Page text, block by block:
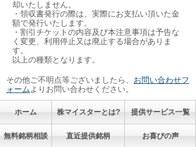
却いたしません。
・領収書発行の際は、実際にお支払い頂いた金
額で発行いたします。
・割引チケットの内容及び本注意事項は予告な
く変更、利用停止又は廃止する場合がありま
す。
以上の種類となります。
その他ご不明点等ございましたら、 お問い合わせフ
ォームよりお問い合わせください。
ホーム 株マイスターとは? 提供サービス一覧
無料銘柄相談 直近提供銘柄 お喜びの声